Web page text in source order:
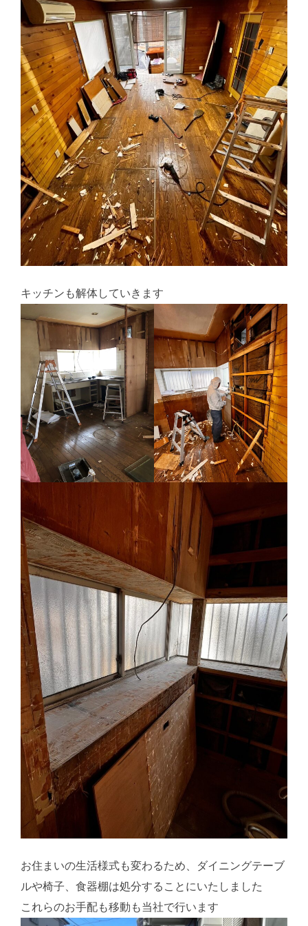
キッチンも解体していきます
お住まいの生活様式も変わるため、ダイニングテーブ
ルや椅子、食器棚は処分することにいたしました
これらのお手配も移動も当社で行います